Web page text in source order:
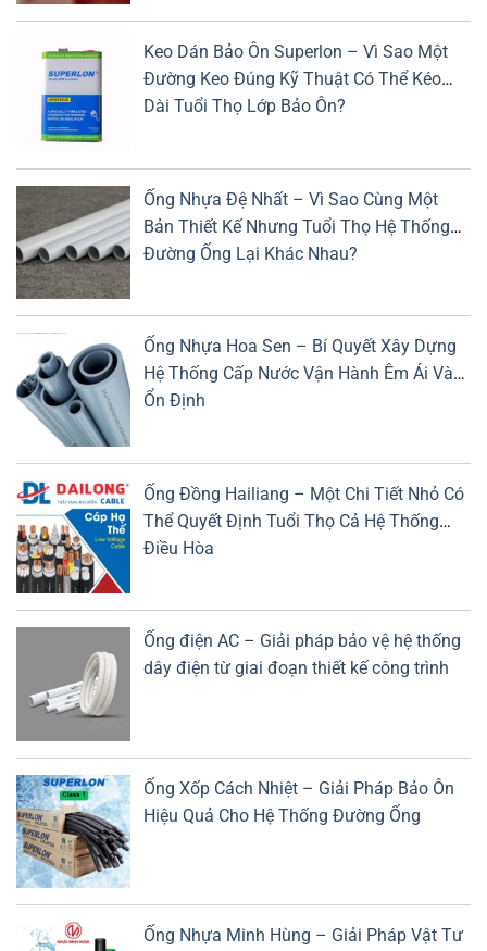
Keo Dán Bảo Ôn Superlon – Vì Sao Một
Đường Keo Đúng Kỹ Thuật Có Thể Kéo
Dài Tuổi Thọ Lớp Bảo Ôn?
Ống Nhựa Đệ Nhất – Vì Sao Cùng Một
Bản Thiết Kế Nhưng Tuổi Thọ Hệ Thống
Đường Ống Lại Khác Nhau?
Ống Nhựa Hoa Sen – Bí Quyết Xây Dựng
Hệ Thống Cấp Nước Vận Hành Êm Ái Và
Ổn Định
Ống Đồng Hailiang – Một Chi Tiết Nhỏ Có
Thể Quyết Định Tuổi Thọ Cả Hệ Thống
Điều Hòa
Ống điện AC – Giải pháp bảo vệ hệ thống
dây điện từ giai đoạn thiết kế công trình
Ống Xốp Cách Nhiệt – Giải Pháp Bảo Ôn
Hiệu Quả Cho Hệ Thống Đường Ống
Ống Nhựa Minh Hùng – Giải Pháp Vật Tư